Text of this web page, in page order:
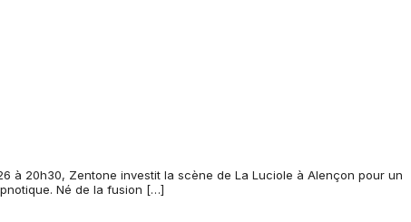
à 20h30, Zentone investit la scène de La Luciole à Alençon pour un
Né de la fusion […]